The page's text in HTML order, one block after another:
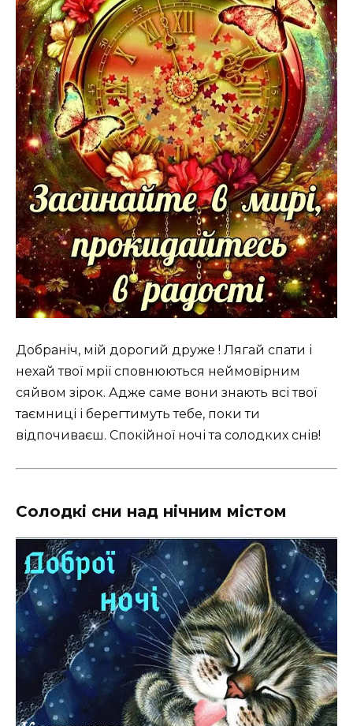
Добраніч, мій дорогий друже ! Лягай спати і
нехай твої мрії сповнюються неймовірним
сяйвом зірок. Адже саме вони знають всі твої
таємниці і берегтимуть тебе, поки ти
відпочиваєш. Спокійної ночі та солодких снів!
Солодкі сни над нічним містом